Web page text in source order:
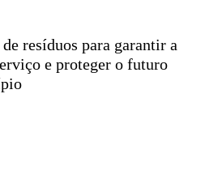
resíduos para garantir a
e proteger o futuro